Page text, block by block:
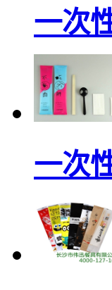
一次
一次